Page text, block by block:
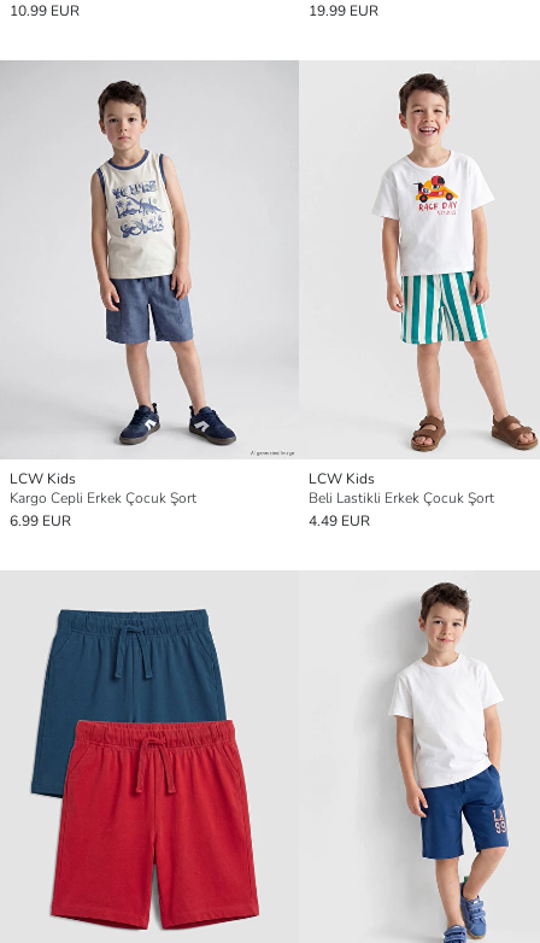
10.99 EUR
19.99 EUR
LCW Kids
Kargo Cepli Erkek Çocuk Şort
6.99 EUR
LCW Kids
Beli Lastikli Erkek Çocuk Şort
4.49 EUR